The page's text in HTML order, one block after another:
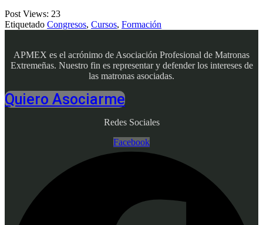
Post Views: 23
Etiquetado Congresos, Cursos, Formación
APMEX es el acrónimo de Asociación Profesional de Matronas
Extremeñas. Nuestro fin es representar y defender los intereses de
las matronas asociadas.
Quiero Asociarme
Redes Sociales
Facebook